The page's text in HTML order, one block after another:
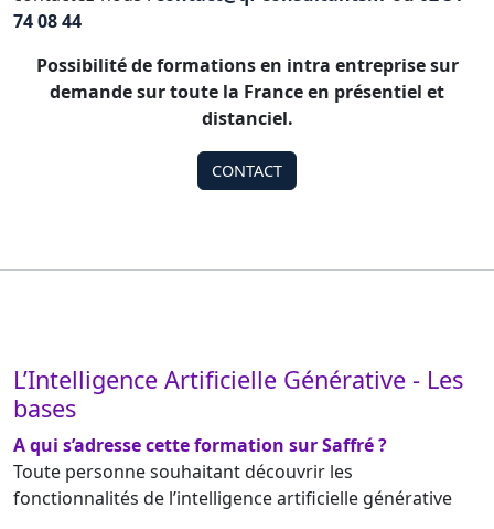
74 08 44
Possibilité de formations en intra entreprise sur
demande sur toute la France en présentiel et
distanciel.
CONTACT
L’Intelligence Artificielle Générative - Les
bases
A qui s’adresse cette formation sur Saffré ?
Toute personne souhaitant découvrir les
fonctionnalités de l’intelligence artificielle générative